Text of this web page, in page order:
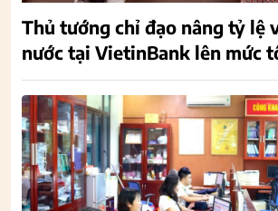
Thủ tướng chỉ đạo nâng tỷ lệ
nước tại VietinBank lên mức